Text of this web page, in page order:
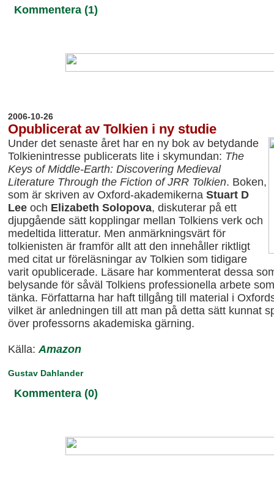
Kommentera (1)
2006-10-26
Opublicerat av Tolkien i ny studie
Under det senaste året har en ny bok av betydande
Tolkienintresse publicerats lite i skymundan: The
Keys of Middle-Earth: Discovering Medieval
Literature Through the Fiction of JRR Tolkien. Boken,
som är skriven av Oxford-akademikerna Stuart D
Lee och Elizabeth Solopova, diskuterar på ett
djupgående sätt kopplingar mellan Tolkiens verk och
medeltida litteratur. Men anmärkningsvärt för
tolkienisten är framför allt att den innehåller riktligt
med citat ur föreläsningar av Tolkien som tidigare
varit opublicerade. Läsare har kommenterat dessa
belysande för såväl Tolkiens professionella arbete
tänka. Författarna har haft tillgång till material i
vilket är anledningen till att man på detta sätt kunnat
över professorns akademiska gärning.
Källa:Amazon
Gustav Dahlander
Kommentera (0)